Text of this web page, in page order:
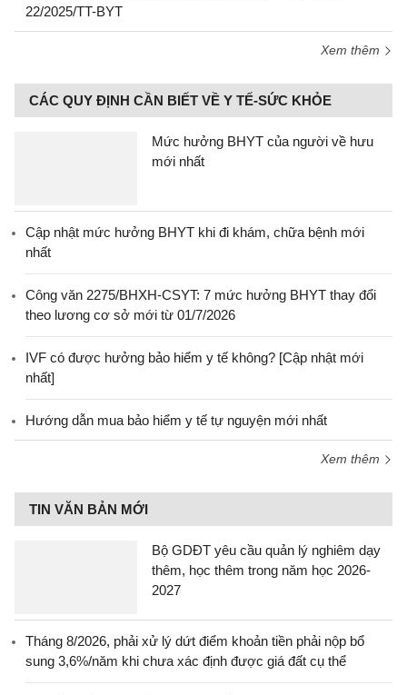
22/2025/TT-BYT
Xem thêm
CÁC QUY ĐỊNH CẦN BIẾT VỀ Y TẾ-SỨC KHỎE
Mức hưởng BHYT của người về hưu
mới nhất
Cập nhật mức hưởng BHYT khi đi khám, chữa bệnh mới
nhất
Công văn 2275/BHXH-CSYT: 7 mức hưởng BHYT thay đổi
theo lương cơ sở mới từ 01/7/2026
IVF có được hưởng bảo hiểm y tế không? [Cập nhật mới
nhất]
Hướng dẫn mua bảo hiểm y tế tự nguyện mới nhất
Xem thêm
TIN VĂN BẢN MỚI
Bộ GDĐT yêu cầu quản lý nghiêm dạy
thêm, học thêm trong năm học 2026-
2027
Tháng 8/2026, phải xử lý dứt điểm khoản tiền phải nộp bổ
sung 3,6%/năm khi chưa xác định được giá đất cụ thể